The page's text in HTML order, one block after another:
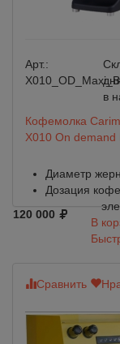
Арт.:
X010_OD_Maxi_B
в
Кофемолка
X010 On demand
Диаметр
Дозация
120 000
В
Сравнить